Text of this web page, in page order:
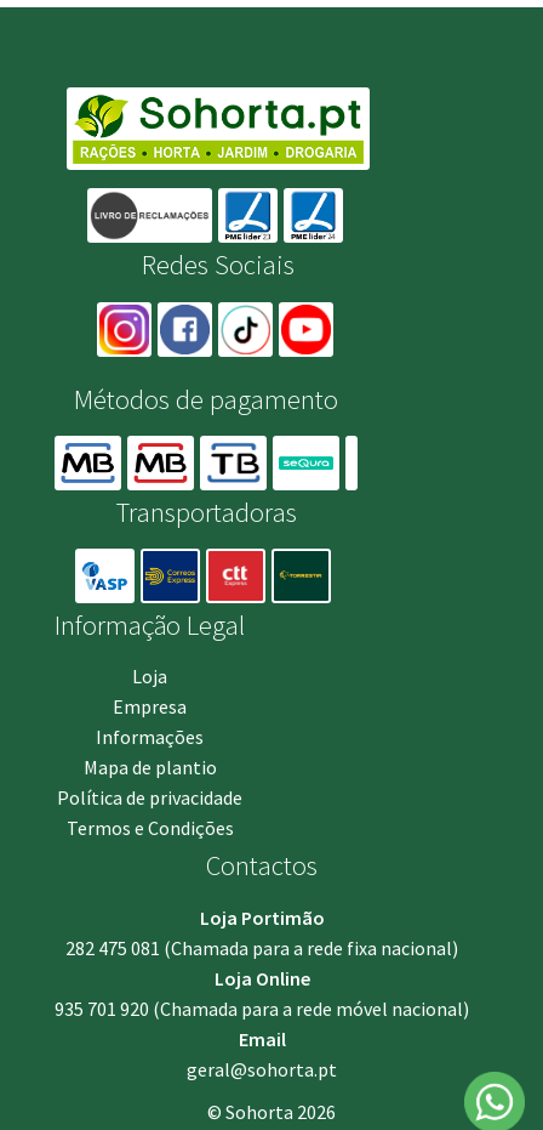
Redes Sociais
Métodos de pagamento
Transportadoras
Informação Legal
Loja
Empresa
Informações
Mapa de plantio
Política de privacidade
Termos e Condições
Contactos
Loja Portimão
282 475 081 (Chamada para a rede fixa nacional)
Loja Online
935 701 920 (Chamada para a rede móvel nacional)
Email
geral@sohorta.pt
© Sohorta 2026